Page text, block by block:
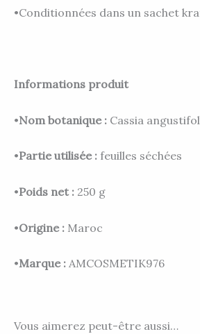
•Conditionnées dans un sachet
Informations produit
•Nom botanique : Cassia
•Partie utilisée : feuilles séchées
•Poids net : 250 g
•Origine : Maroc
•Marque : AMCOSMETIK976
Vous aimerez peut-être aussi…